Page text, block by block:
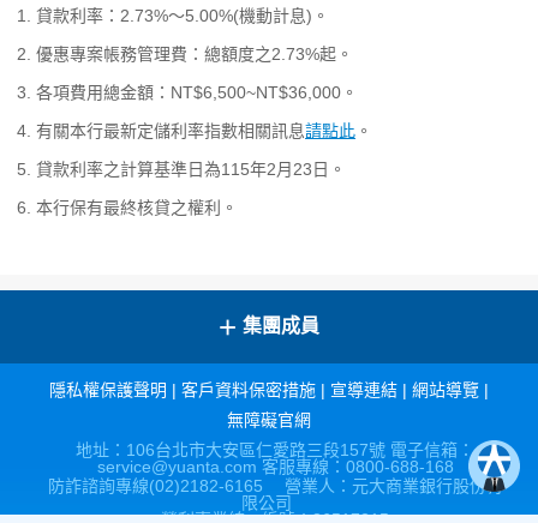
貸款利率：2.73%～5.00%(機動計息)。
優惠專案帳務管理費：總額度之2.73%起。
各項費用總金額：NT$6,500~NT$36,000。
有關本行最新定儲利率指數相關訊息請點此 。
貸款利率之計算基準日為115年2月23日。
本行保有最終核貸之權利。
+ 集團成員
隱私權保護聲明 | 客戶資料保密措施 | 宣導連結 | 網站導覽 |
無障礙官網
地址：106台北市大安區仁愛路三段157號 電子信箱：
service@yuanta.com 客服專線：0800-688-168
防詐諮詢專線(02)2182-6165 營業人：元大商業銀行股份有
限公司
營利事業統一編號：86517315